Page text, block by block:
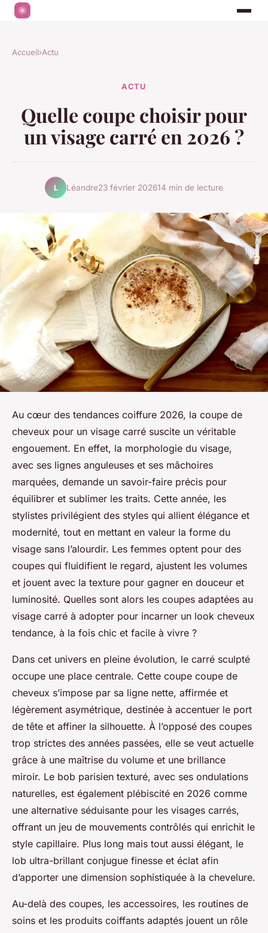
Accueil›Actu
ACTU
Quelle coupe choisir pour
un visage carré en 2026 ?
L Léandre23 février 202614 min de lecture
Au cœur des tendances coiffure 2026, la coupe de
cheveux pour un visage carré suscite un véritable
engouement. En effet, la morphologie du visage,
avec ses lignes anguleuses et ses mâchoires
marquées, demande un savoir-faire précis pour
équilibrer et sublimer les traits. Cette année, les
stylistes privilégient des styles qui allient élégance et
modernité, tout en mettant en valeur la forme du
visage sans l’alourdir. Les femmes optent pour des
coupes qui fluidifient le regard, ajustent les volumes
et jouent avec la texture pour gagner en douceur et
luminosité. Quelles sont alors les coupes adaptées au
visage carré à adopter pour incarner un look cheveux
tendance, à la fois chic et facile à vivre ?
Dans cet univers en pleine évolution, le carré sculpté
occupe une place centrale. Cette coupe coupe de
cheveux s’impose par sa ligne nette, affirmée et
légèrement asymétrique, destinée à accentuer le port
de tête et affiner la silhouette. À l’opposé des coupes
trop strictes des années passées, elle se veut actuelle
grâce à une maîtrise du volume et une brillance
miroir. Le bob parisien texturé, avec ses ondulations
naturelles, est également plébiscité en 2026 comme
une alternative séduisante pour les visages carrés,
offrant un jeu de mouvements contrôlés qui enrichit le
style capillaire. Plus long mais tout aussi élégant, le
lob ultra-brillant conjugue finesse et éclat afin
d’apporter une dimension sophistiquée à la chevelure.
Au-delà des coupes, les accessoires, les routines de
soins et les produits coiffants adaptés jouent un rôle